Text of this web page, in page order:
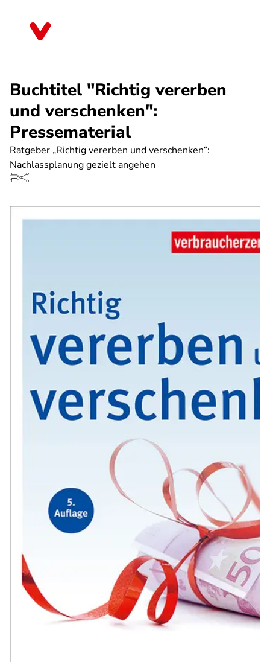
Buchtitel "Richtig vererben
und verschenken":
Pressematerial
Ratgeber „Richtig vererben und verschenken“:
Nachlassplanung gezielt angehen